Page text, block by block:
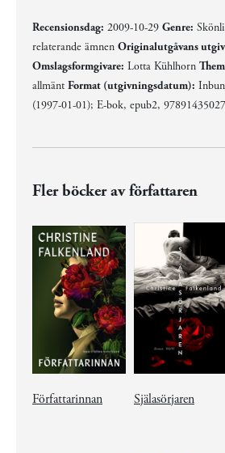
Recensionsdag: 2009-10-29 Genre:
relaterande ämnen Originalutgåvans
Omslagsformgivare: Lotta Kühlhorn
allmänt Format (utgivningsdatum):
(1997-01-01); E-bok, epub2,
Fler böcker av författaren
Författarinnan Själasörjaren